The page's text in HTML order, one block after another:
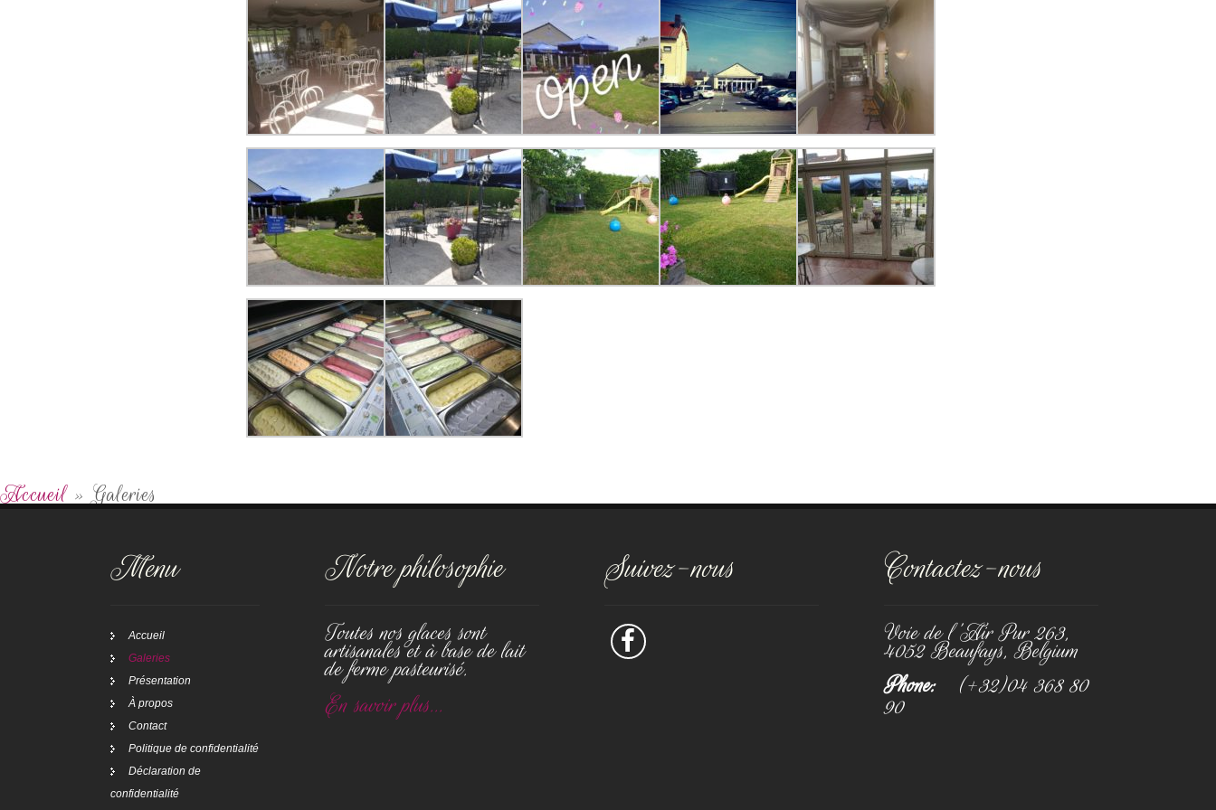
Accueil»Galeries
Menu
Accueil
Galeries
Présentation
À propos
Contact
Politique de confidentialité
Déclaration de
confidentialité
Notre philosophie
Toutes nos glaces sont
artisanales et à base de lait
de ferme pasteurisé.
En savoir plus...
Suivez-nous Contactez-nous
Voie de l'Air Pur 263,
4052 Beaufays, Belgium
Phone:
(+32)04 368 80
90